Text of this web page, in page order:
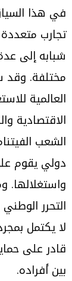
في هذا
تجارب
شبابه إلى
مختلفة. وقد
العالمية
الاقتصادية
الشعب
دولي يقوم
واستغلالها.
التحرر
لا يكتمل
قادر على
بين أفراده.